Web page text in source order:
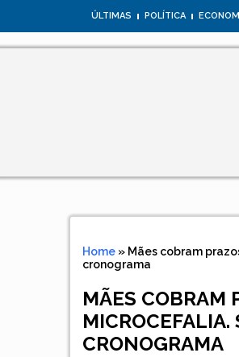
ÚLTIMAS POLÍTICA
Home » Mães cobram
cronograma
MÃES COBRAM
MICROCEFALIA.
CRONOGRAMA